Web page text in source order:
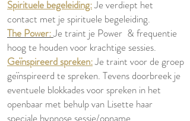
Spirituele begeleiding:Je verdiept het
contact met je spirituele begeleiding.
The Power:Je traint je Power & frequentie
hoog te houden voor krachtige sessies.
Geïnspireerd spreken:Je traint voor de groep
geïnspireerd te spreken. Tevens doorbreek je
eventuele blokkades voor spreken in het
openbaar met behulp van Lisette haar
speciale hypnose sessie/opname.